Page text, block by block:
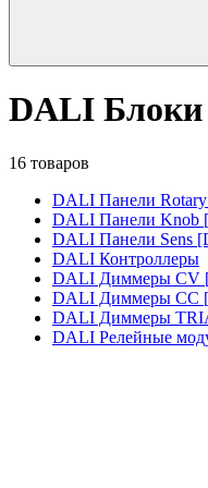
DALI Блоки
16 товаров
DALI Панели
DALI Панели Knob
DALI Панели Sens
DALI Контроллеры
DALI Диммеры CV
DALI Диммеры CC
DALI Диммеры
DALI Релейные